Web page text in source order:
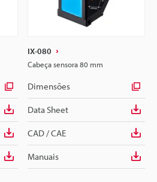
IX-080
Cabeça sensora 80 mm
Dimensões
Data Sheet
CAD / CAE
Manuais